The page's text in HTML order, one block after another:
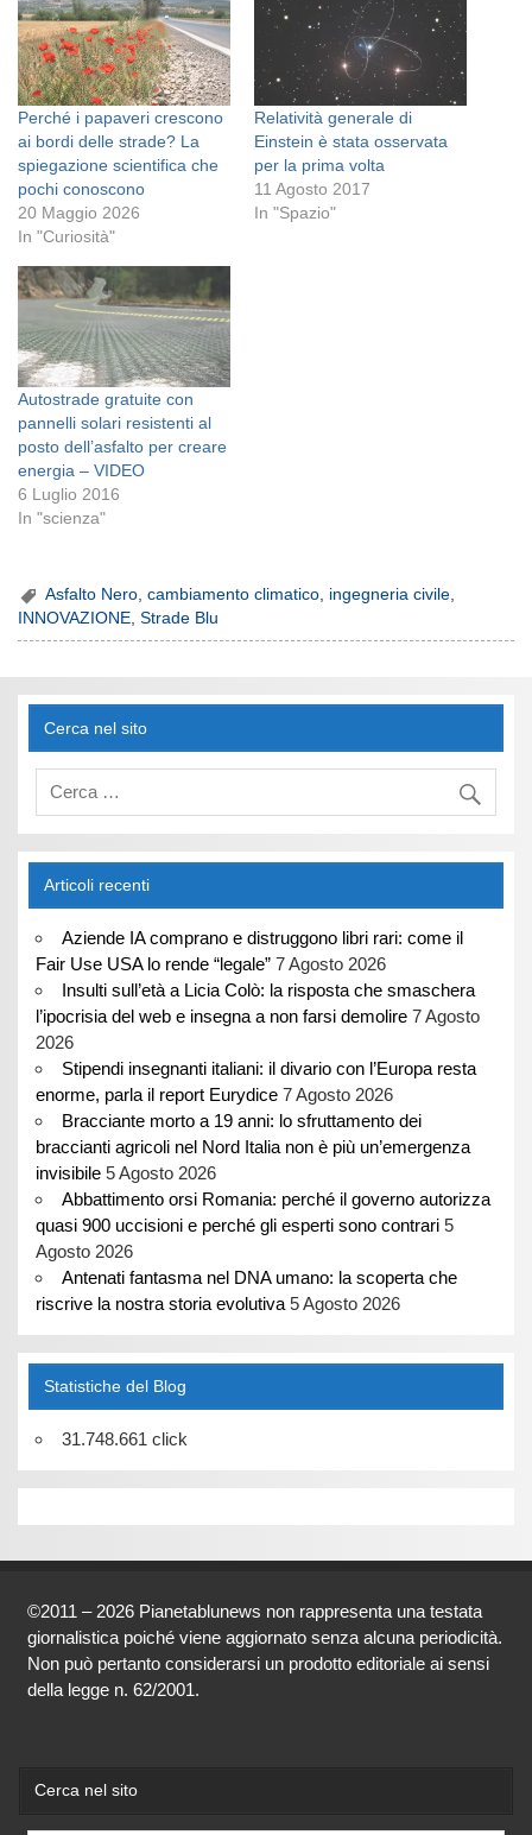
Perché i papaveri crescono
ai bordi delle strade? La
spiegazione scientifica che
pochi conoscono
20 Maggio 2026
In "Curiosità"
Relatività generale di
Einstein è stata osservata
per la prima volta
11 Agosto 2017
In "Spazio"
Autostrade gratuite con
pannelli solari resistenti al
posto dell’asfalto per creare
energia – VIDEO
6 Luglio 2016
In "scienza"
Asfalto Nero ,cambiamento climatico ingegneria civile
INNOVAZIONE ,Strade Blu
Cerca nel sito
Articoli recenti
Aziende IA comprano e distruggono libri rari: come il
Fair Use USA lo rende “legale” 7 Agosto 2026
Insulti sull’età a Licia Colò: la risposta che smaschera
l’ipocrisia del web e insegna a non farsi demolire 7 Agosto
2026
Stipendi insegnanti italiani: il divario con l’Europa resta
enorme, parla il report Eurydice 7 Agosto 2026
Bracciante morto a 19 anni: lo sfruttamento dei
braccianti agricoli nel Nord Italia non è più un’emergenza
invisibile 5 Agosto 2026
Abbattimento orsi Romania: perché il governo autorizza
quasi 900 uccisioni e perché gli esperti sono contrari 5
Agosto 2026
Antenati fantasma nel DNA umano: la scoperta che
riscrive la nostra storia evolutiva 5 Agosto 2026
Statistiche del Blog
31.748.661 click
©2011 – 2026 Pianetablunews non rappresenta una testata
giornalistica poiché viene aggiornato senza alcuna periodicità.
Non può pertanto considerarsi un prodotto editoriale ai sensi
della legge n. 62/2001.
Cerca nel sito